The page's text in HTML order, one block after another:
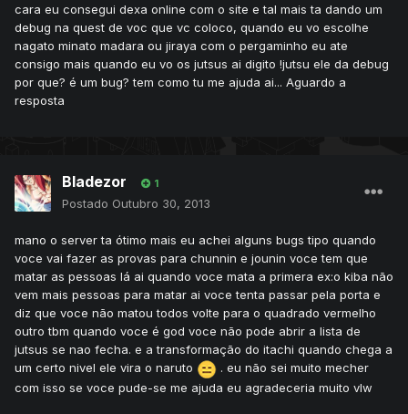
cara eu consegui dexa online com o site e tal mais ta dando um
debug na quest de voc que vc coloco, quando eu vo escolhe
nagato minato madara ou jiraya com o pergaminho eu ate
consigo mais quando eu vo os jutsus ai digito !jutsu ele da debug
por que? é um bug? tem como tu me ajuda ai... Aguardo a
resposta
Bladezor 1
Postado Outubro 30, 2013
mano o server ta ótimo mais eu achei alguns bugs tipo quando
voce vai fazer as provas para chunnin e jounin voce tem que
matar as pessoas lá ai quando voce mata a primera ex:o kiba não
vem mais pessoas para matar ai voce tenta passar pela porta e
diz que voce não matou todos volte para o quadrado vermelho
outro tbm quando voce é god voce não pode abrir a lista de
jutsus se nao fecha. e a transformação do itachi quando chega a
um certo nivel ele vira o naruto
. eu não sei muito mecher
com isso se voce pude-se me ajuda eu agradeceria muito vlw